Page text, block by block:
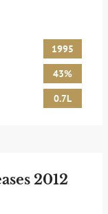
1995
43%
0.7L
2012